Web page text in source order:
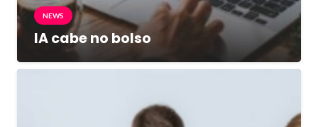
NEWS
IA cabe no bolso